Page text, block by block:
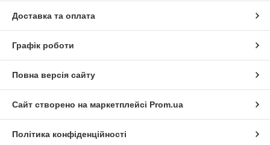
Доставка та оплата
Графік роботи
Повна версія сайту
Сайт створено на маркетплейсі Prom.ua
Політика конфіденційності